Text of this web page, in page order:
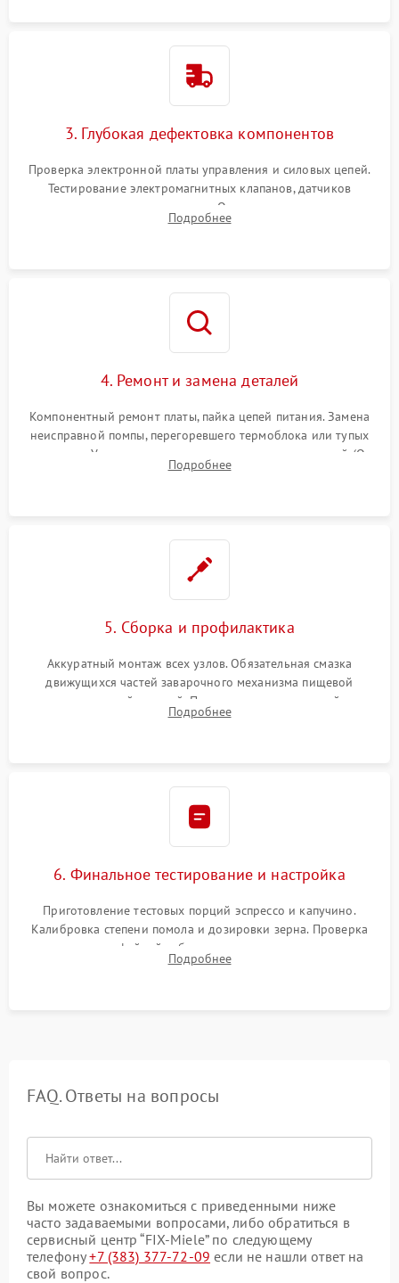
3. Глубокая дефектовка компонентов
Проверка электронной платы управления и силовых цепей.
Тестирование электромагнитных клапанов, датчиков
температуры и расходомера. Оценка степени износа
жерновов кофемолки, уплотнительных колец гидросистемы
Подробнее
4. Ремонт и замена деталей
Компонентный ремонт платы, пайка цепей питания. Замена
неисправной помпы, перегоревшего термоблока или тупых
жерновов. Установка новых силиконовых уплотнителей (O-
ring) и тефлоновых трубок для надежного устранения
Подробнее
5. Сборка и профилактика
Аккуратный монтаж всех узлов. Обязательная смазка
движущихся частей заварочного механизма пищевой
силиконовой смазкой. Проведение программной
декальцинации и очистки системы от кофейных масел.
Подробнее
6. Финальное тестирование и настройка
Приготовление тестовых порций эспрессо и капучино.
Калибровка степени помола и дозировки зерна. Проверка
плотности кофейной таблетки, температуры напитка и
качества молочной пены. Контроль отсутствия посторонних
Подробнее
FAQ. Ответы на вопросы
Вы можете ознакомиться с приведенными ниже
часто задаваемыми вопросами, либо обратиться в
сервисный центр “FIX-Miele” по следующему
телефону+7 (383) 377-72-09 если не нашли ответ на
свой вопрос.